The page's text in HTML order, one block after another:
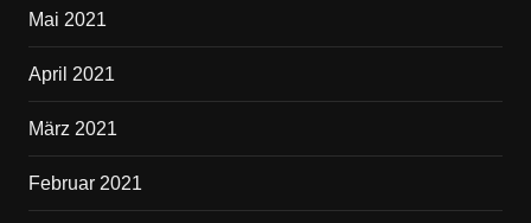
Mai 2021
April 2021
März 2021
Februar 2021